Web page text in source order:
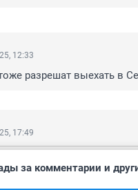
12:33
разрешат выехать в
17:49
тоже разрешат выехать в
за комментарии и